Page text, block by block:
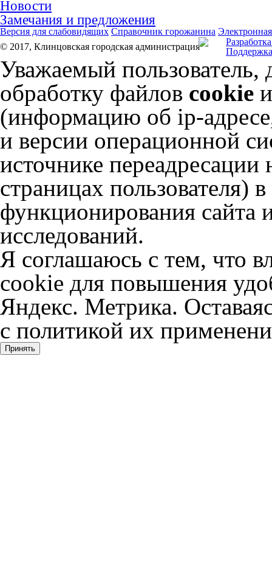
Новости
Замечания и предложения
Версия для слабовидящих Справочник горожанина
© 2017, Клинцовская городская администрация
Уважаемый пользователь,
обработку файлов cookie
(информацию об ip-адресе
и версии операционной
источнике
страницах пользователя)
функционирования сайта
исследований.
Я соглашаюсь с тем, что
cookie для повышения
Яндекс. Метрика.
с политикой их
Принять